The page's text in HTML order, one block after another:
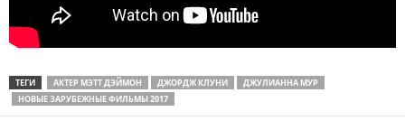
ТЕГИ АКТЕР МЭТТ ДЭЙМОН ДЖОРДЖ КЛУНИ
ДЖУЛИАННА МУР
НОВЫЕ ЗАРУБЕЖНЫЕ ФИЛЬМЫ 2017